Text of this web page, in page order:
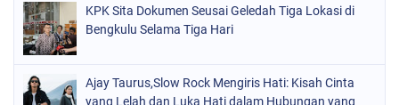
PENGABDIAN TULUS DEMI KEJAYAAN BANGSA!
KPK Sita Dokumen Seusai Geledah Tiga Lokasi di
Bengkulu Selama Tiga Hari
Ajay Taurus,Slow Rock Mengiris Hati: Kisah Cinta
yang Lelah dan Luka Hati dalam Hubungan yang